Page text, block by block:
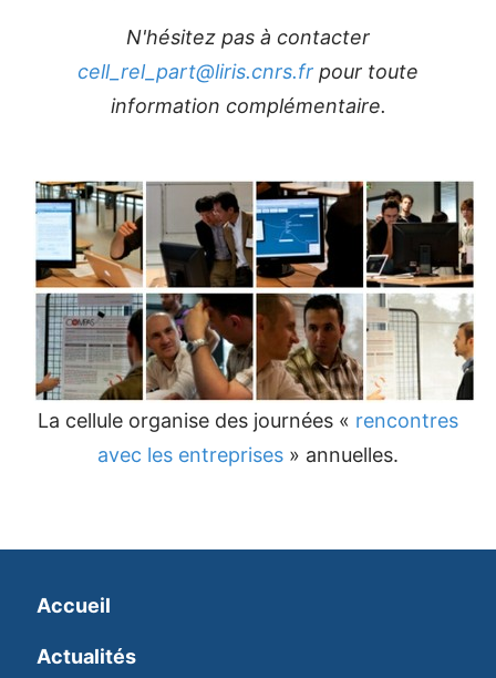
N'hésitez pas à contacter
cell_rel_part@liris.cnrs.fr pour toute
information complémentaire.
La cellule organise des journées « rencontres
avec les entreprises » annuelles.
Accueil
Actualités